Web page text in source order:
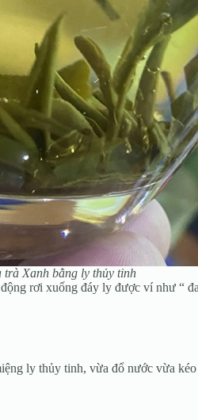
trà Xanh bằng ly thủy tinh
rơi xuống đáy ly được ví như “
ly thủy tinh, vừa đổ nước vừa